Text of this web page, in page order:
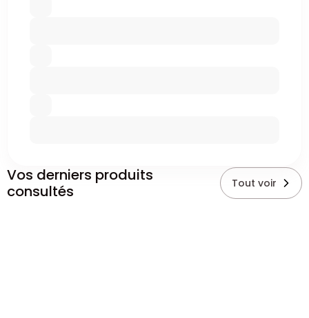
Vos derniers produits
consultés
Tout voir